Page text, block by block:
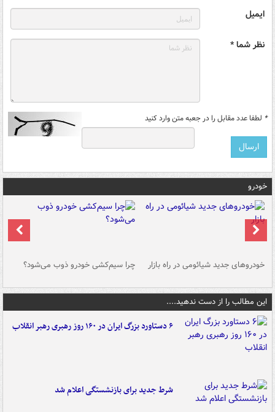
ایمیل
نظر شما *
* لطفا عدد مقابل را در جعبه متن وارد کنید
خودرو
خودروهای جدید شیائومی در راه بازار چرا سیم‌کشی خودرو ذوب می‌شود؟
این مطالب را از دست ندهید....
۶ دستاورد بزرگ ایران در ۱۶۰ روز رهبری رهبر انقلاب
شرط جدید برای بازنشستگی اعلام شد